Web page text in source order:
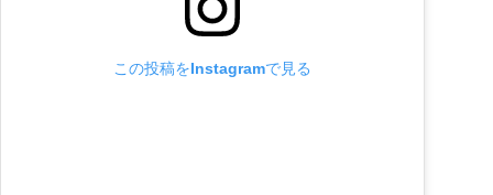
この投稿をInstagramで見る